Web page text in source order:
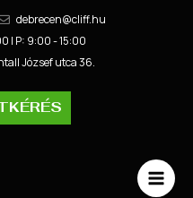
debrecen@cliff.hu
| P: 9:00 - 15:00
József utca 36.